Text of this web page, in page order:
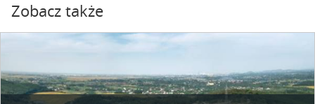
Zobacz także